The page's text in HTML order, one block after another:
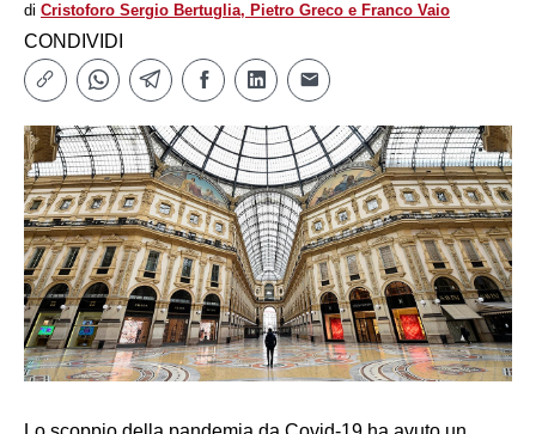
di Cristoforo Sergio Bertuglia, Pietro Greco e Franco Vaio
CONDIVIDI